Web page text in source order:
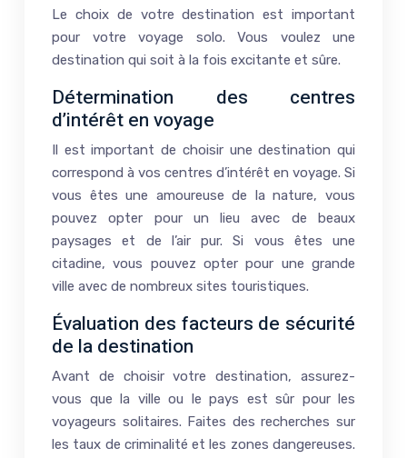
Le choix de votre destination est important
pour votre voyage solo. Vous voulez une
destination qui soit à la fois excitante et sûre.
Détermination des centres
d’intérêt en voyage
Il est important de choisir une destination qui
correspond à vos centres d’intérêt en voyage. Si
vous êtes une amoureuse de la nature, vous
pouvez opter pour un lieu avec de beaux
paysages et de l’air pur. Si vous êtes une
citadine, vous pouvez opter pour une grande
ville avec de nombreux sites touristiques.
Évaluation des facteurs de sécurité
de la destination
Avant de choisir votre destination, assurez-
vous que la ville ou le pays est sûr pour les
voyageurs solitaires. Faites des recherches sur
les taux de criminalité et les zones dangereuses.